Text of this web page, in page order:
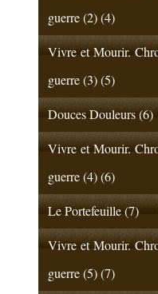
guerre (2) (4)
Vivre et Mourir.
guerre (3) (5)
Douces Douleurs (6)
Vivre et Mourir.
guerre (4) (6)
Le Portefeuille (7)
Vivre et Mourir.
guerre (5) (7)